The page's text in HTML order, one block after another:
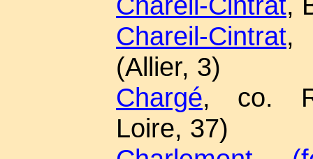
Chareil-Cintrat,
(Allier, 3)
Chargé, co.
Loire, 37)